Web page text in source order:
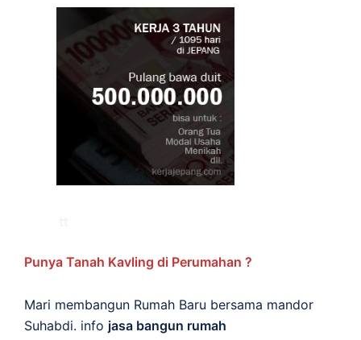
Punya Tanah Kavling di Perumahan ?
Mari membangun Rumah Baru bersama mandor
Suhabdi. info jasa bangun rumah